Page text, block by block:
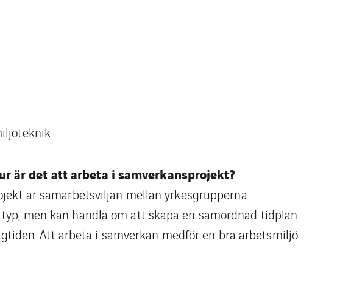
är det att arbeta i samverkansprojekt?
är samarbetsviljan mellan yrkesgrupperna.
men kan handla om att skapa en samordnad tidplan
Att arbeta i samverkan medför en bra arbetsmiljö